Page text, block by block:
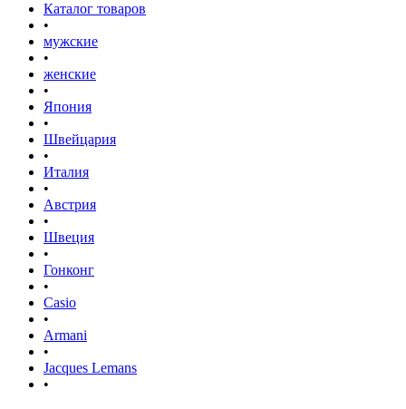
Каталог товаров
•
мужские
•
женские
•
Япония
•
Швейцария
•
Италия
•
Австрия
•
Швеция
•
Гонконг
•
Casio
•
Armani
•
Jacques Lemans
•